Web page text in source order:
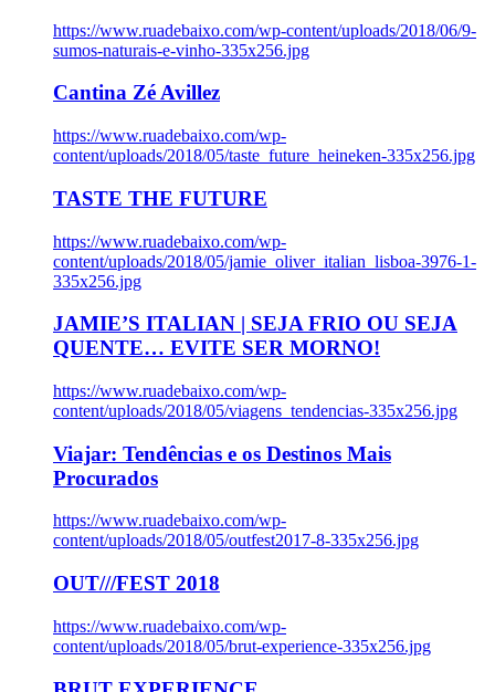
https://www.ruadebaixo.com/wp-content/uploads/2018/06/9-
sumos-naturais-e-vinho-335x256.jpg
Cantina Zé Avillez
https://www.ruadebaixo.com/wp-
content/uploads/2018/05/taste_future_heineken-335x256.jpg
TASTE THE FUTURE
https://www.ruadebaixo.com/wp-
content/uploads/2018/05/jamie_oliver_italian_lisboa-3976-1-
335x256.jpg
JAMIE’S ITALIAN | SEJA FRIO OU SEJA
QUENTE… EVITE SER MORNO!
https://www.ruadebaixo.com/wp-
content/uploads/2018/05/viagens_tendencias-335x256.jpg
Viajar: Tendências e os Destinos Mais
Procurados
https://www.ruadebaixo.com/wp-
content/uploads/2018/05/outfest2017-8-335x256.jpg
OUT///FEST 2018
https://www.ruadebaixo.com/wp-
content/uploads/2018/05/brut-experience-335x256.jpg